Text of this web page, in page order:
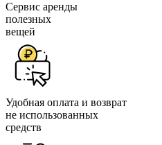
Сервис аренды
полезных
вещей
Удобная оплата и возврат
не использованных
средств